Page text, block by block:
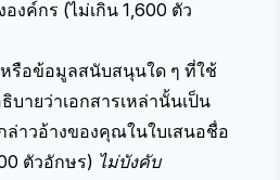
งค์กร (ไม่เกิน 1,600 ตัว
หรือข้อมูลสนับสนุนใด ๆ ที่ใช้
บายว่าเอกสารเหล่านั้นเป็น
าวอ้างของคุณในใบเสนอชื่อ
ตัวอักษร) ไม่บังคับ